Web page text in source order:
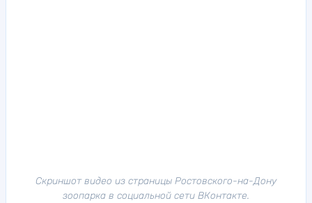
Скриншот видео из страницы Ростовского-на-Дону
зоопарка в социальной сети ВКонтакте.